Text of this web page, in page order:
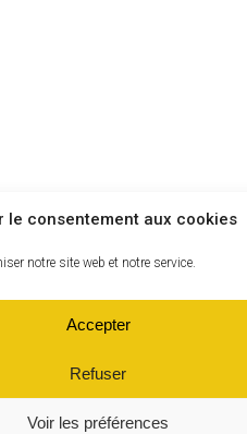
le consentement aux cookies
notre site web et notre service.
Accepter
Refuser
Voir les préférences